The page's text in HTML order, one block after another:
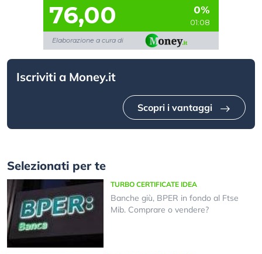
76,00 0%
01:08
Elaborazione a cura di
Iscriviti a Money.it
Scopri i vantaggi
Selezionati per te
TURBO CERTIFICATE IDEA
Banche giù, BPER in fondo al Ftse
Mib. Comprare o vendere?